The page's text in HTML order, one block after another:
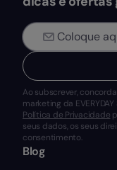
Ao subscrever,
marketing da
Política de Privacidade
seus dados, os seus
consentimento.
Blog